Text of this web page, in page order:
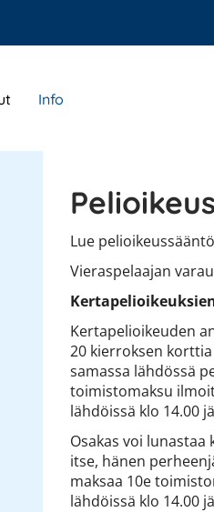
Info
Lue
Vieraspelaajan
Kertapelioikeuden
20 kierroksen
samassa lähdössä
toimistomaksu
lähdöissä klo 14.00
Osakas voi
itse, hänen
maksaa 10e
lähdöissä klo 14.00